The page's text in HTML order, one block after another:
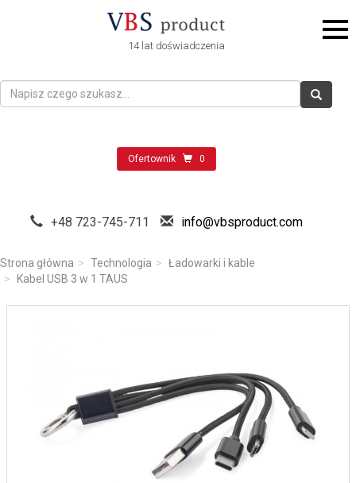
14 lat doświadczenia
Ofertownik 0
+48 723-745-711 info@vbsproduct.com
Strona główna Technologia
Ładowarki i kable
Kabel USB 3 w 1 TAUS